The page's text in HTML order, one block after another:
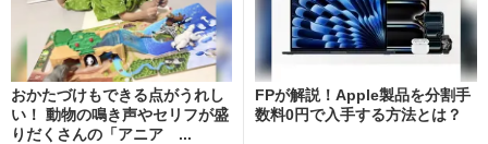
おかたづけもできる点がうれし
い！ 動物の鳴き声やセリフが盛
りだくさんの「アニア ...
FPが解説！Apple製品を分割手
数料0円で入手する方法とは？